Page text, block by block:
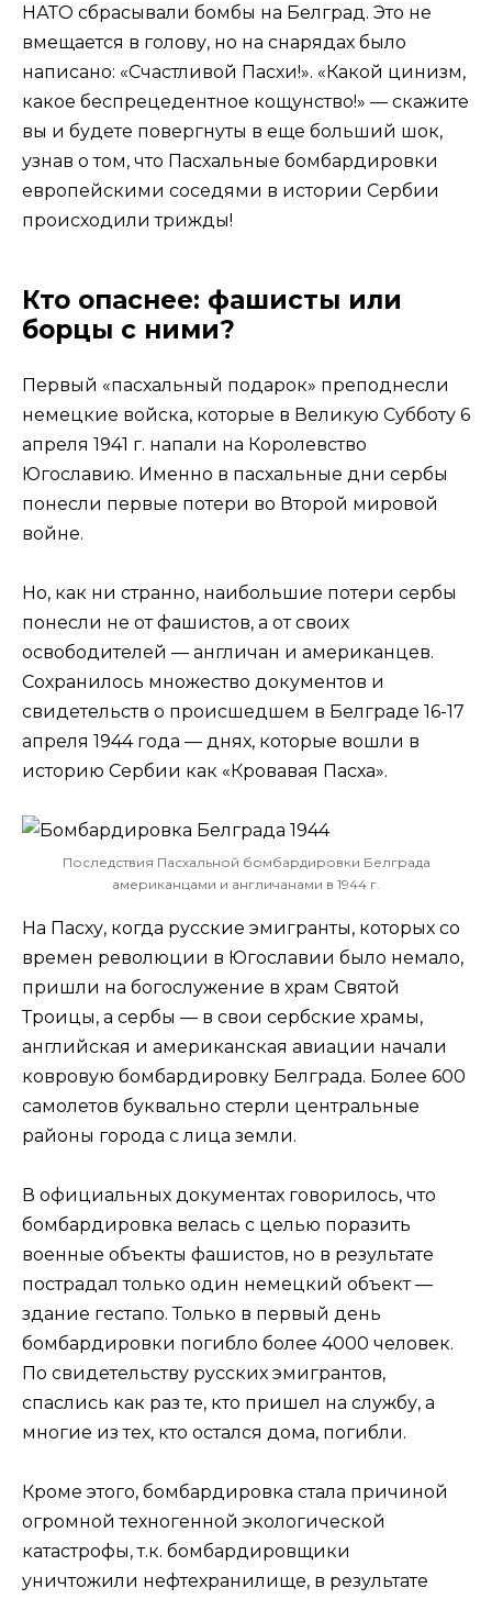
НАТО сбрасывали бомбы на Белград. Это не
вмещается в голову, но на снарядах было
написано: «Счастливой Пасхи!». «Какой цинизм,
какое беспрецедентное кощунство!» — скажите
вы и будете повергнуты в еще больший шок,
узнав о том, что Пасхальные бомбардировки
европейскими соседями в истории Сербии
происходили трижды!
Кто опаснее: фашисты или
борцы с ними?
Первый «пасхальный подарок» преподнесли
немецкие войска, которые в Великую Субботу 6
апреля 1941 г. напали на Королевство
Югославию. Именно в пасхальные дни сербы
понесли первые потери во Второй мировой
войне.
Но, как ни странно, наибольшие потери сербы
понесли не от фашистов, а от своих
освободителей — англичан и американцев.
Сохранилось множество документов и
свидетельств о происшедшем в Белграде 16-17
апреля 1944 года — днях, которые вошли в
историю Сербии как «Кровавая Пасха».
Последствия Пасхальной бомбардировки Белграда
американцами и англичанами в 1944 г.
На Пасху, когда русские эмигранты, которых со
времен революции в Югославии было немало,
пришли на богослужение в храм Святой
Троицы, а сербы — в свои сербские храмы,
английская и американская авиации начали
ковровую бомбардировку Белграда. Более 600
самолетов буквально стерли центральные
районы города с лица земли.
В официальных документах говорилось, что
бомбардировка велась с целью поразить
военные объекты фашистов, но в результате
пострадал только один немецкий объект —
здание гестапо. Только в первый день
бомбардировки погибло более 4000 человек.
По свидетельству русских эмигрантов,
спаслись как раз те, кто пришел на службу, а
многие из тех, кто остался дома, погибли.
Кроме этого, бомбардировка стала причиной
огромной техногенной экологической
катастрофы, т.к. бомбардировщики
уничтожили нефтехранилище, в результате